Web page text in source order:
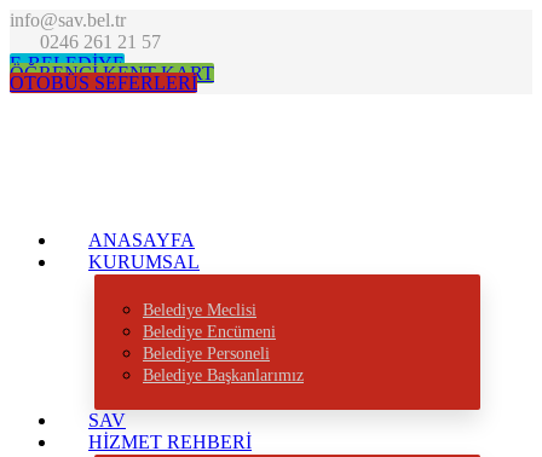
info@sav.bel.tr
0246 261 21 57
E-BELEDİYE
ÖĞRENCİ KENT KART
OTOBÜS SEFERLERİ
ANASAYFA
KURUMSAL
Belediye Meclisi
Belediye Encümeni
Belediye Personeli
Belediye Başkanlarımız
SAV
HİZMET REHBERİ